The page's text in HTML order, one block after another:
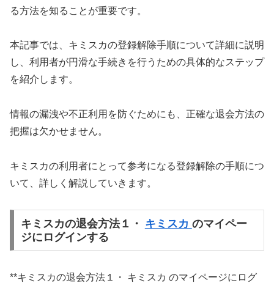
る方法を知ることが重要です。
本記事では、キミスカの登録解除手順について詳細に説明
し、利用者が円滑な手続きを行うための具体的なステップ
を紹介します。
情報の漏洩や不正利用を防ぐためにも、正確な退会方法の
把握は欠かせません。
キミスカの利用者にとって参考になる登録解除の手順につ
いて、詳しく解説していきます。
キミスカの退会方法１・ キミスカ のマイペー
ジにログインする
**キミスカの退会方法１・ キミスカ のマイページにログ